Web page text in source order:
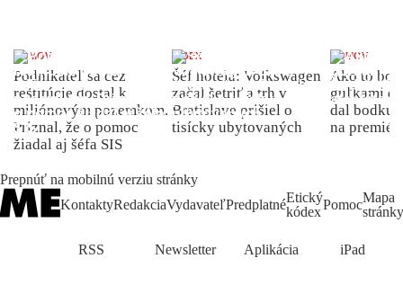
DOMOV
Podnikateľ sa cez
reštitúcie dostal k
miliónovým pozemkom.
Priznal, že o pomoc
žiadal aj šéfa SIS
INDEX
Šéf hotela: Volkswagen
začal šetriť a trh v
Bratislave prišiel o
tisícky ubytovaných
DOMOV
Ako to
guľkami
dal bodku
na
Prepnúť na mobilnú verziu stránky
KontaktyRedakciaVydavateľPredplatnéEtický
kódexPomocMapa
stránky
RSS Newsletter Aplikácia iPad